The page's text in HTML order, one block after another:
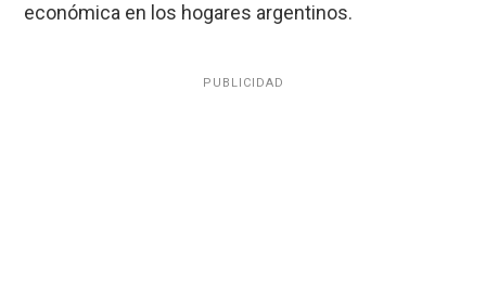
económica en los hogares argentinos.
PUBLICIDAD